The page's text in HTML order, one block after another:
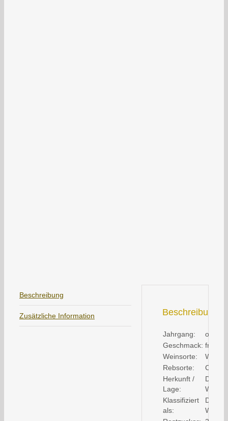
Beschreibung
Zusätzliche Information Beschreibung
Jahrgang:
ohne
Geschmack:
Weinsorte:
Rebsorte:
Cuvée
Herkunft /
Lage:
Klassifiziert
als:
Wein